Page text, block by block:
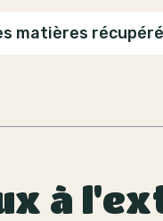
matières
à